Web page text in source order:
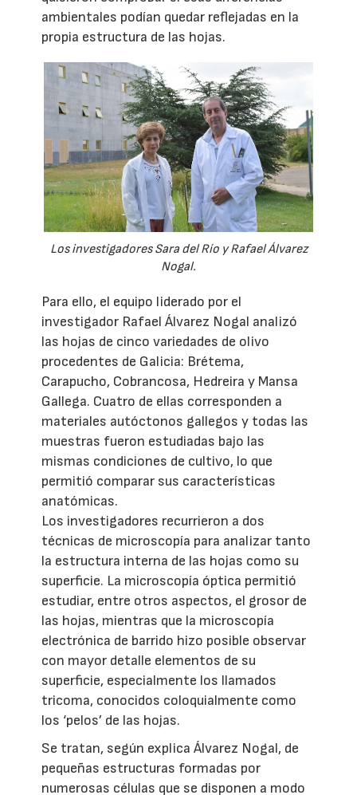
ambientales podían quedar reflejadas en la
propia estructura de las hojas.
Los investigadores Sara del Río y Rafael Álvarez
Nogal.
Para ello, el equipo liderado por el
investigador Rafael Álvarez Nogal analizó
las hojas de cinco variedades de olivo
procedentes de Galicia: Brétema,
Carapucho, Cobrancosa, Hedreira y Mansa
Gallega. Cuatro de ellas corresponden a
materiales autóctonos gallegos y todas las
muestras fueron estudiadas bajo las
mismas condiciones de cultivo, lo que
permitió comparar sus características
anatómicas.
Los investigadores recurrieron a dos
técnicas de microscopía para analizar tanto
la estructura interna de las hojas como su
superficie. La microscopía óptica permitió
estudiar, entre otros aspectos, el grosor de
las hojas, mientras que la microscopía
electrónica de barrido hizo posible observar
con mayor detalle elementos de su
superficie, especialmente los llamados
tricoma, conocidos coloquialmente como
los ‘pelos’ de las hojas.
Se tratan, según explica Álvarez Nogal, de
pequeñas estructuras formadas por
numerosas células que se disponen a modo